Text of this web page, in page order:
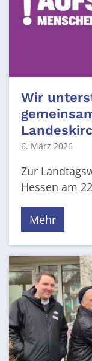
Wir
6. März 2026
Zur
Hessen am
Mehr